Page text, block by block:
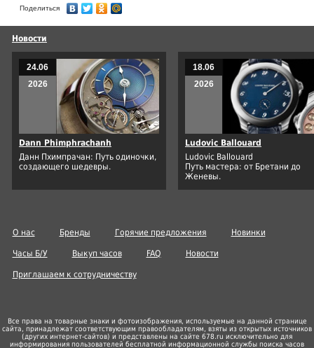
Поделиться
Новости
24.06
2026
Dann Phimphrachanh
Данн Пхимпрачан: Путь одиночки,
создающего шедевры.
18.06
2026
Ludovic Ballouard
Ludovic Ballouard
Путь мастера: от Бретани до
Женевы.
О нас Бренды Горячие предложения Новинки
Часы Б/У Выкуп часов FAQ Новости
Приглашаем к сотрудничеству
Все права на товарные знаки и фотоизображения, используемые на данной странице
сайта, принадлежат соответствующим правообладателям, взяты из открытых источников
(других интернет-сайтов) и представлены на сайте 678.ru исключительно для
информирования пользователей бесплатной информационной службы поиска часов